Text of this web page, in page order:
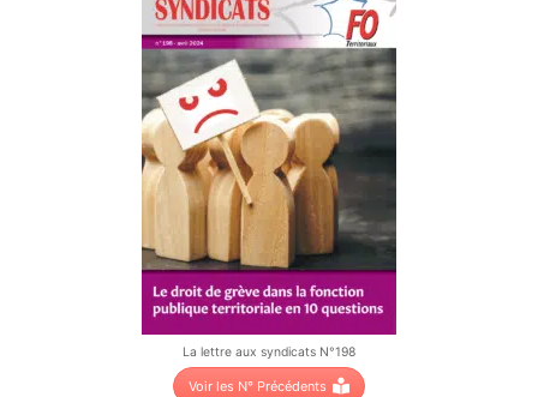
La lettre aux syndicats N°198
Voir les N° Précédents